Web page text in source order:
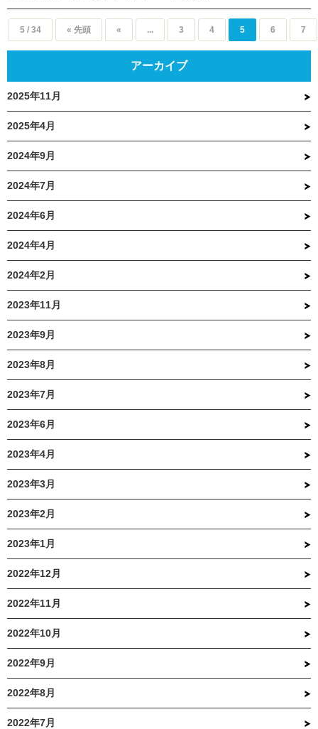
5 / 34 « 先頭 « ... 3 4 5 6 7
アーカイブ
2025年11月
2025年4月
2024年9月
2024年7月
2024年6月
2024年4月
2024年2月
2023年11月
2023年9月
2023年8月
2023年7月
2023年6月
2023年4月
2023年3月
2023年2月
2023年1月
2022年12月
2022年11月
2022年10月
2022年9月
2022年8月
2022年7月